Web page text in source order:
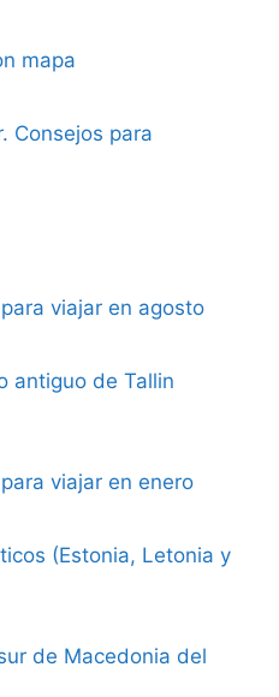
mapa
Consejos para
viajar en agosto
antiguo de Tallin
viajar en enero
(Estonia, Letonia y
de Macedonia del